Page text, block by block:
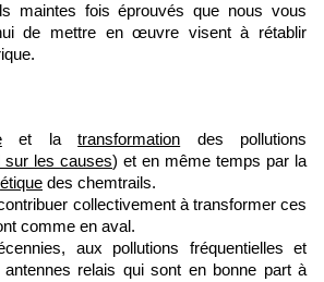
maintes fois éprouvés que nous vous
de mettre en œuvre visent à rétablir
et latransformation des pollutions
sur les causes) et en même temps par la
des chemtrails.
collectivement à transformer ces
comme en aval.
aux pollutions fréquentielles et
antennes relais qui sont en bonne part à